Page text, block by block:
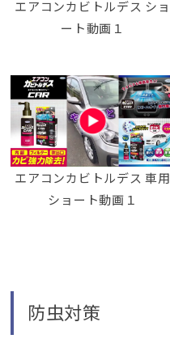
エアコンカビトルデス ショ
ート動画１
エアコンカビトルデス 車用
ショート動画１
防虫対策